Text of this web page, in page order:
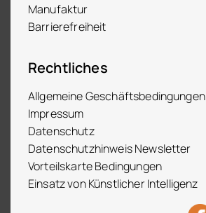
Manufaktur
Barrierefreiheit
Rechtliches
Allgemeine Geschäftsbedingungen
Impressum
Datenschutz
Datenschutzhinweis Newsletter
Vorteilskarte Bedingungen
Einsatz von Künstlicher Intelligenz